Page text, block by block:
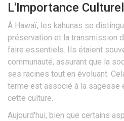
L'Importance
À Hawaï, les kahunas se
préservation et la transmission
faire essentiels. Ils étaient
communauté, assurant que la
ses racines tout en évoluant.
terme est associé à la sagesse
cette culture.
Aujourd'hui, bien que certains